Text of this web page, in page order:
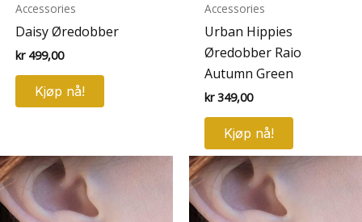
Accessories
Daisy Øredobber
kr499,00
Kjøp nå!
Accessories
Urban Hippies
Øredobber Raio
Autumn Green
kr349,00
Kjøp nå!